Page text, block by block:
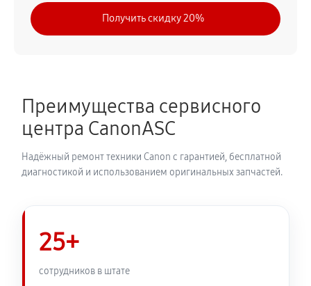
Получить скидку 20%
Преимущества сервисного
центра CanonASC
Надёжный ремонт техники Canon с гарантией, бесплатной
диагностикой и использованием оригинальных запчастей.
25+
сотрудников в штате